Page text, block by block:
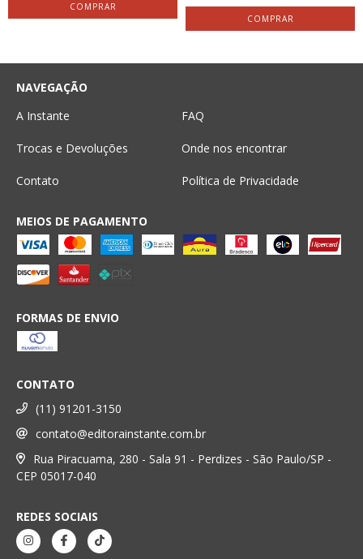
NAVEGAÇÃO
A Instante
FAQ
Trocas e Devoluções Onde nos encontrar
Contato Política de Privacidade
MEIOS DE PAGAMENTO
FORMAS DE ENVIO
CONTATO
(11) 91201-3150
contato@editorainstante.com.br
Rua Piracuama, 280 - Sala 91 - Perdizes - São Paulo/SP -
CEP 05017-040
REDES SOCIAIS